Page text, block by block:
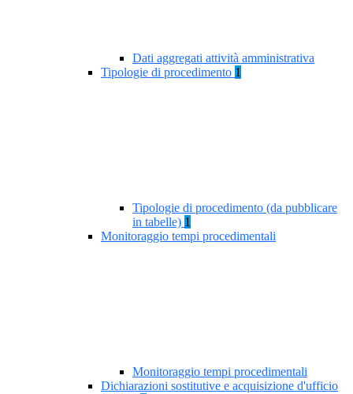
Dati aggregati attività amministrativa
Tipologie di procedimento 1
Tipologie di procedimento (da pubblicare
in tabelle) 1
Monitoraggio tempi procedimentali
Monitoraggio tempi procedimentali
Dichiarazioni sostitutive e acquisizione d'ufficio